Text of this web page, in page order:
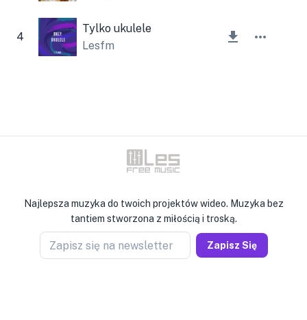
4
Tylko ukulele
Lesfm
Najlepsza muzyka do twoich projektów wideo. Muzyka bez
tantiem stworzona z miłością i troską.
Zapisz się na newsletter Zapisz Się